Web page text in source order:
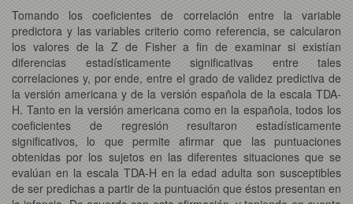
Tomando los coeficientes de correlación entre la variable
predictora y las variables criterio como referencia, se calcularon
los valores de la Z de Fisher a fin de examinar si existían
diferencias estadísticamente significativas entre tales
correlaciones y, por ende, entre el grado de validez predictiva de
la versión americana y de la versión española de la escala TDA-
H. Tanto en la versión americana como en la española, todos los
coeficientes de regresión resultaron estadísticamente
significativos, lo que permite afirmar que las puntuaciones
obtenidas por los sujetos en las diferentes situaciones que se
evalúan en la escala TDA-H en la edad adulta son susceptibles
de ser predichas a partir de la puntuación que éstos presentan en